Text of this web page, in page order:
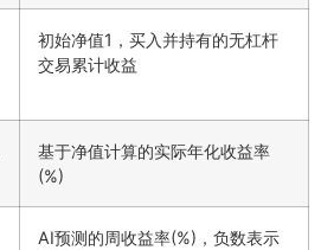
初始净值1，买入并持有的无杠杆
交易累计收益
基于净值计算的实际年化收益率
(%)
AI预测的周收益率(%)，负数表示